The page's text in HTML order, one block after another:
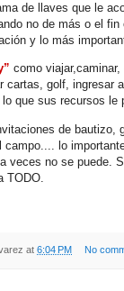
de llaves que le
no de más o el
y lo más
como
cartas, golf, ingresar
que sus recursos le
de bautizo,
lo
veces no se puede.
TODO.
at 6:04 PM No